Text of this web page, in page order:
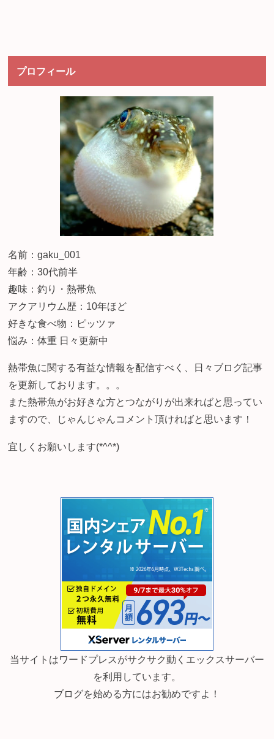
プロフィール
名前：gaku_001
年齢：30代前半
趣味：釣り・熱帯魚
アクアリウム歴：10年ほど
好きな食べ物：ピッツァ
悩み：体重 日々更新中
熱帯魚に関する有益な情報を配信すべく、日々ブログ記事
を更新しております。。。
また熱帯魚がお好きな方とつながりが出来ればと思ってい
ますので、じゃんじゃんコメント頂ければと思います！
宜しくお願いします(*^^*)
当サイトはワードプレスがサクサク動くエックスサーバー
を利用しています。
ブログを始める方にはお勧めですよ！